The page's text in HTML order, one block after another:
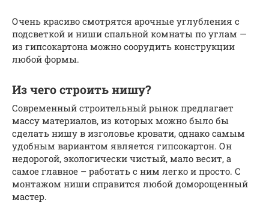
Очень красиво смотрятся арочные углубления с
подсветкой и ниши спальной комнаты по углам —
из гипсокартона можно соорудить конструкции
любой формы.
Из чего строить нишу?
Современный строительный рынок предлагает
массу материалов, из которых можно было бы
сделать нишу в изголовье кровати, однако самым
удобным вариантом является гипсокартон. Он
недорогой, экологически чистый, мало весит, а
самое главное – работать с ним легко и просто. С
монтажом ниши справится любой доморощенный
мастер.